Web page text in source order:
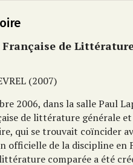
de
(2007)
2006, dans la salle Paul
de littérature générale
qui se trouvait coïncider
officielle de la discipline en
comparée a été